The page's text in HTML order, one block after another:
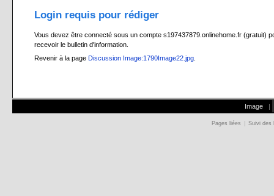
Login requis pour rédiger
Vous devez être connecté sous un compte s197437879.onlinehome.fr (gratuit)
recevoir le bulletin d'information.
Revenir à la page Discussion Image:1790Image22.jpg
Image |
Pages liées Suivi des